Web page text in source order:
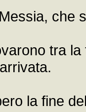
che
tra la
la fine